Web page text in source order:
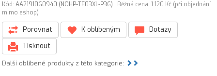
Kód: AA2191060940 (NOHP-TF03XL-P36)
Běžná cena: 1 120 Kč (při objednání
mimo eshop)
Porovnat K oblíbeným
Dotazy
Tisknout
Další oblíbené produkty z této kategorie: